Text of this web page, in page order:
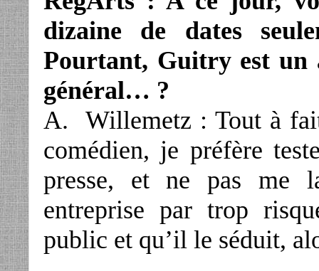
dizaine de dates
Pourtant, Guitry est un
général… ?
A. Willemetz : Tout à
comédien, je préfère
presse, et ne pas me
entreprise par trop
public et qu’il le séduit,